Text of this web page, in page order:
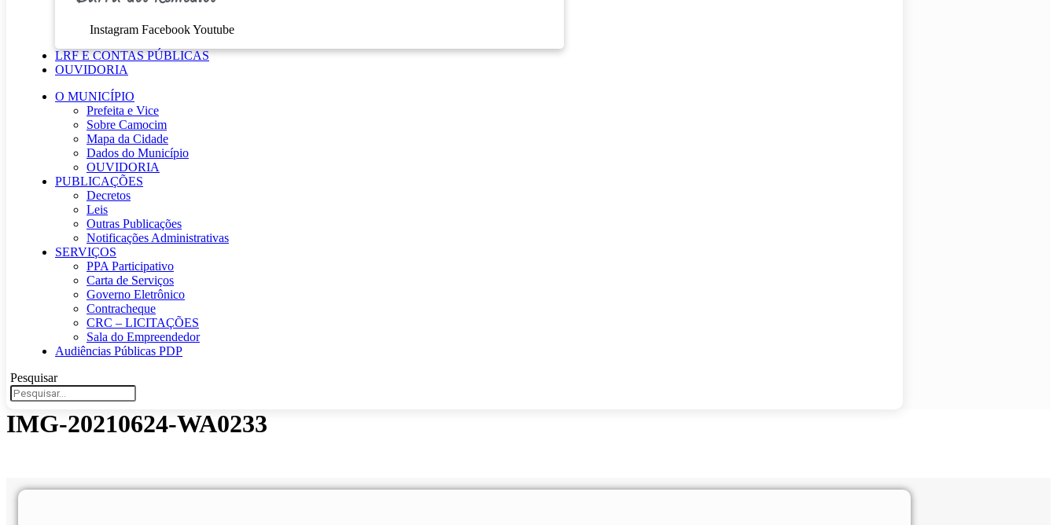
Instagram FacebookYoutube
LRF E CONTAS PÚBLICAS
OUVIDORIA
O MUNICÍPIO
Prefeita e Vice
Sobre Camocim
Mapa da Cidade
Dados do Município
OUVIDORIA
PUBLICAÇÕES
Decretos
Leis
Outras Publicações
Notificações Administrativas
SERVIÇOS
PPA Participativo
Carta de Serviços
Governo Eletrônico
Contracheque
CRC – LICITAÇÕES
Sala do Empreendedor
Audiências Públicas PDP
Pesquisar
IMG-20210624-WA0233